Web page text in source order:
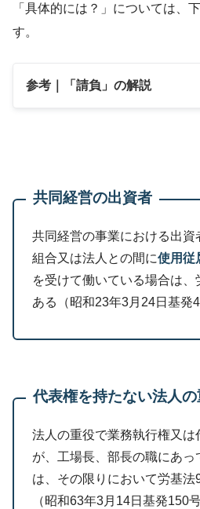
「具体的には？」については、
す。
参考｜「請負」の解説
共同経営の出資者
共同経営の事業における出
組合又は法人との間に使用従
を受けて働いている場合は
ある（昭和23年3月24日基発
代表権を持たない法人
法人の重役で業務執行権又
が、工場長、部長の職にあっ
は、その限りにおいて労基法
（昭和63年3月14日基発150号